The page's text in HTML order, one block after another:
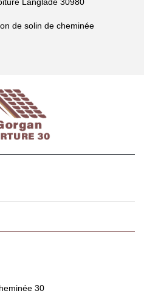
de solin de cheminée
30